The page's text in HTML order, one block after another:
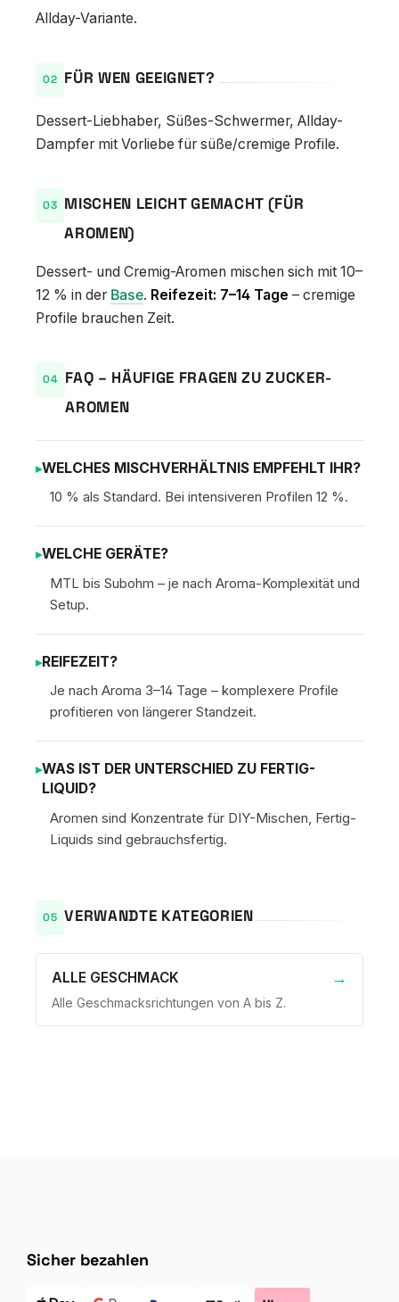
Allday-Variante.
FÜR WEN GEEIGNET?
Dessert-Liebhaber, Süßes-Schwermer, Allday-
Dampfer mit Vorliebe für süße/cremige Profile.
MISCHEN LEICHT GEMACHT (FÜR
AROMEN)
Dessert- und Cremig-Aromen mischen sich mit 10–
12 % in der Base. Reifezeit: 7–14 Tage – cremige
Profile brauchen Zeit.
FAQ – HÄUFIGE FRAGEN ZU ZUCKER-
AROMEN
WELCHES MISCHVERHÄLTNIS EMPFEHLT IHR?
10 % als Standard. Bei intensiveren Profilen 12 %.
WELCHE GERÄTE?
MTL bis Subohm – je nach Aroma-Komplexität und
Setup.
REIFEZEIT?
Je nach Aroma 3–14 Tage – komplexere Profile
profitieren von längerer Standzeit.
WAS IST DER UNTERSCHIED ZU FERTIG-
LIQUID?
Aromen sind Konzentrate für DIY-Mischen, Fertig-
Liquids sind gebrauchsfertig.
VERWANDTE KATEGORIEN
ALLE GESCHMACK
Alle Geschmacksrichtungen von A bis Z.
Sicher bezahlen